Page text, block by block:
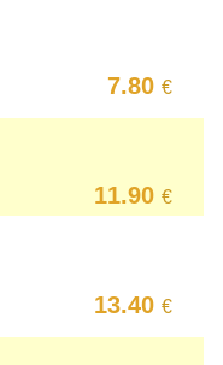
7.80€
11.90€
13.40€